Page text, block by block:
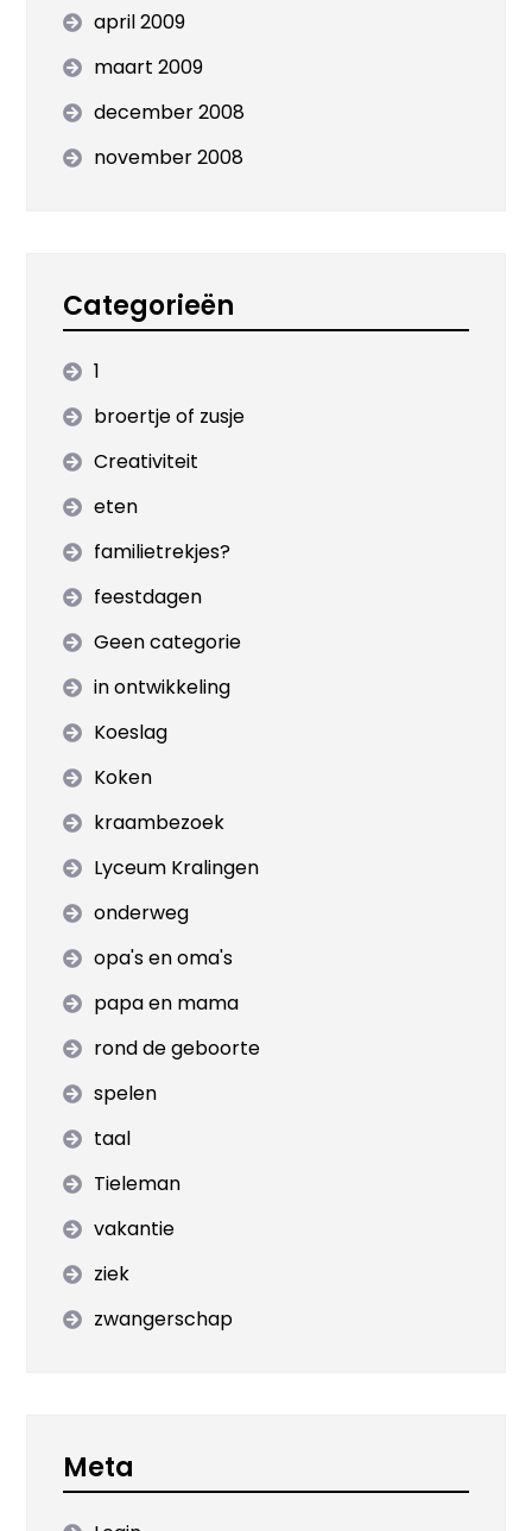
april 2009
maart 2009
december 2008
november 2008
Categorieën
1
broertje of zusje
Creativiteit
eten
familietrekjes?
feestdagen
Geen categorie
in ontwikkeling
Koeslag
Koken
kraambezoek
Lyceum Kralingen
onderweg
opa's en oma's
papa en mama
rond de geboorte
spelen
taal
Tieleman
vakantie
ziek
zwangerschap
Meta